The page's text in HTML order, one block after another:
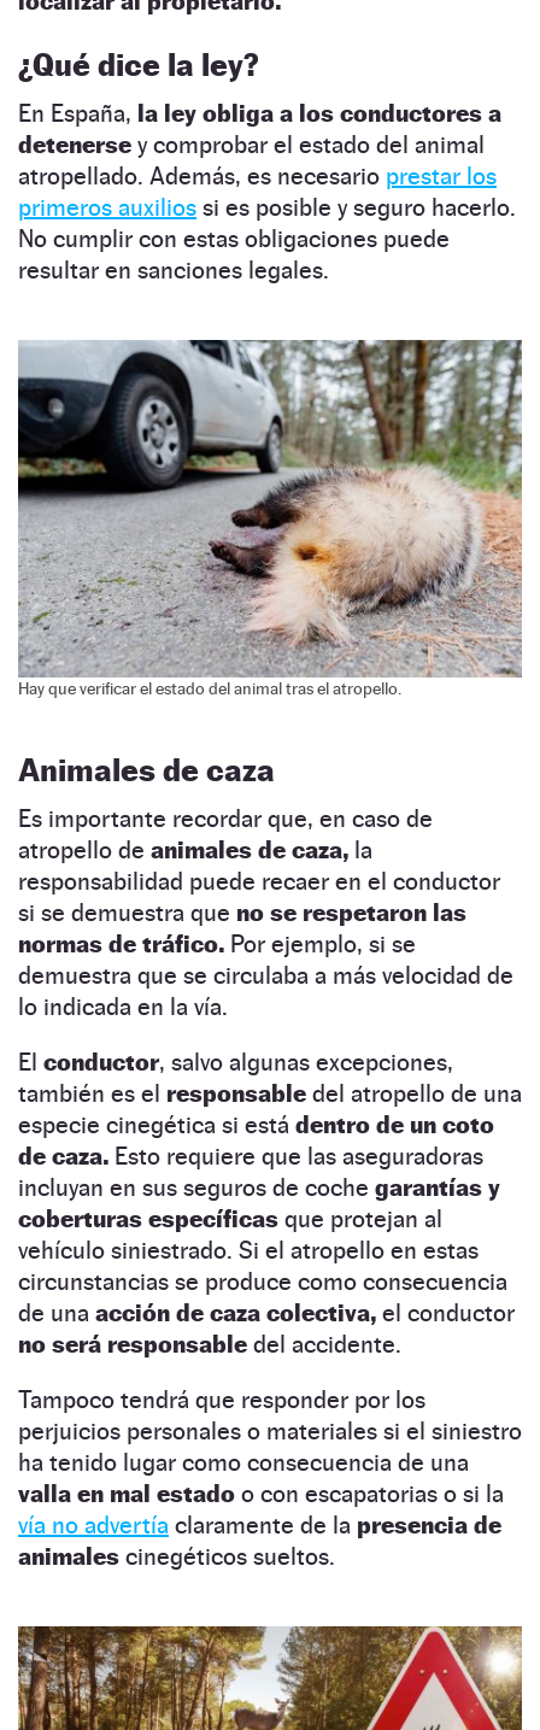
¿Qué dice la ley?
En España, la ley obliga a los conductores a
detenerse y comprobar el estado del animal
atropellado. Además, es necesario prestar los
primeros auxilios si es posible y seguro hacerlo.
No cumplir con estas obligaciones puede
resultar en sanciones legales.
Hay que verificar el estado del animal tras el atropello.
Animales de caza
Es importante recordar que, en caso de
atropello de animales de caza, la
responsabilidad puede recaer en el conductor
si se demuestra que no se respetaron las
normas de tráfico. Por ejemplo, si se
demuestra que se circulaba a más velocidad de
lo indicada en la vía.
El conductor, salvo algunas excepciones,
también es el responsable del atropello de una
especie cinegética si está dentro de un coto
de caza. Esto requiere que las aseguradoras
incluyan en sus seguros de coche garantías y
coberturas específicas que protejan al
vehículo siniestrado. Si el atropello en estas
circunstancias se produce como consecuencia
de una acción de caza colectiva, el conductor
no será responsable del accidente.
Tampoco tendrá que responder por los
perjuicios personales o materiales si el siniestro
ha tenido lugar como consecuencia de una
valla en mal estado o con escapatorias o si la
vía no advertía claramente de la presencia de
animales cinegéticos sueltos.